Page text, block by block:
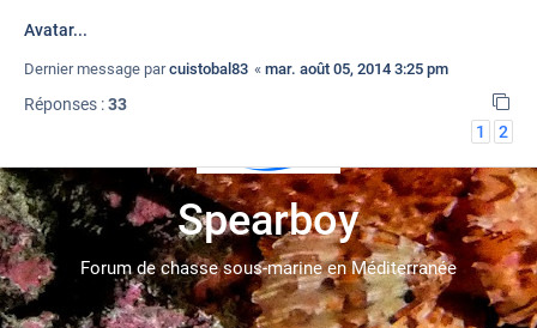
Spearboy
Forum de chasse sous-marine en Méditerranée
Avatar...
Dernier message parcuistobal83 « mar. août 05, 2014 3:25 pm
Réponses :33
1
2